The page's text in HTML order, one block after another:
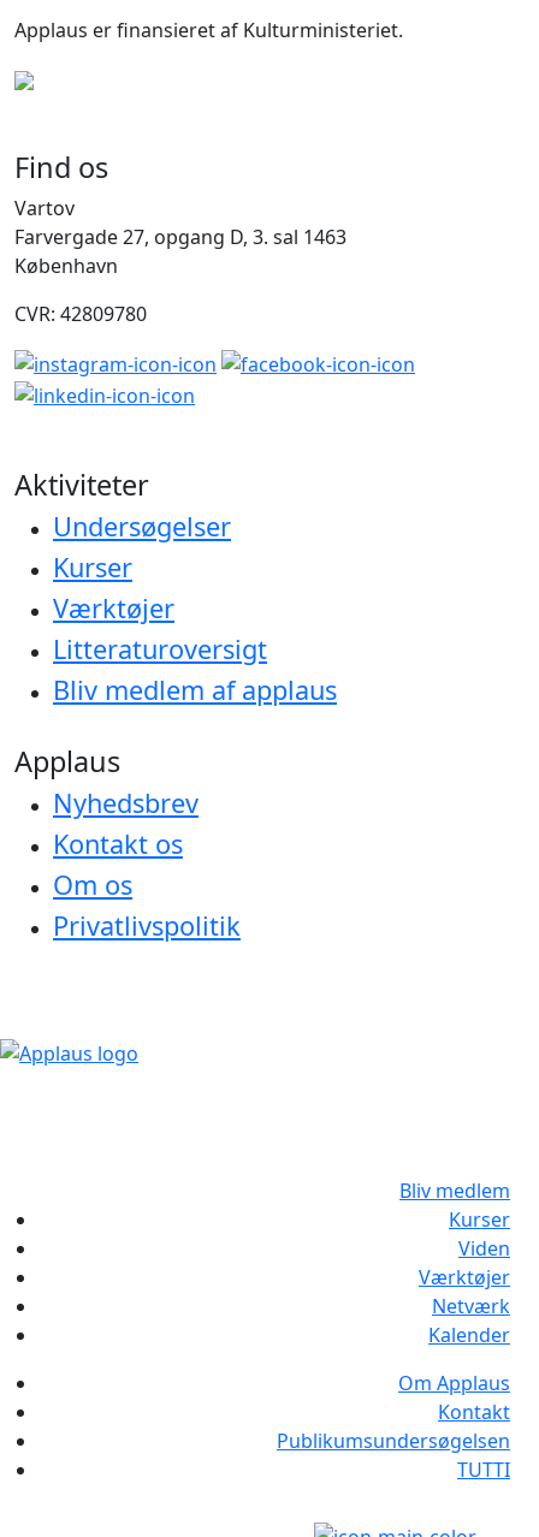
Applaus er finansieret af Kulturministeriet.
Find os
Vartov
Farvergade 27, opgang D, 3. sal 1463
København
CVR: 42809780
Aktiviteter
Undersøgelser
Kurser
Værktøjer
Litteraturoversigt
Bliv medlem af applaus
Applaus
Nyhedsbrev
Kontakt os
Om os
Privatlivspolitik
Bliv medlem
Kurser
Viden
Værktøjer
Netværk
Kalender
Om Applaus
Kontakt
Publikumsundersøgelsen
TUTTI